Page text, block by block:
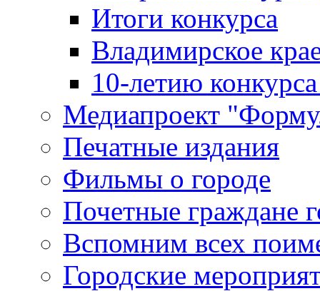
Итоги конкурса
Владимирское
10-летию
Медиапроект
Печатные издания
Фильмы о городе
Почетные граждане
Вспомним всех
Городские